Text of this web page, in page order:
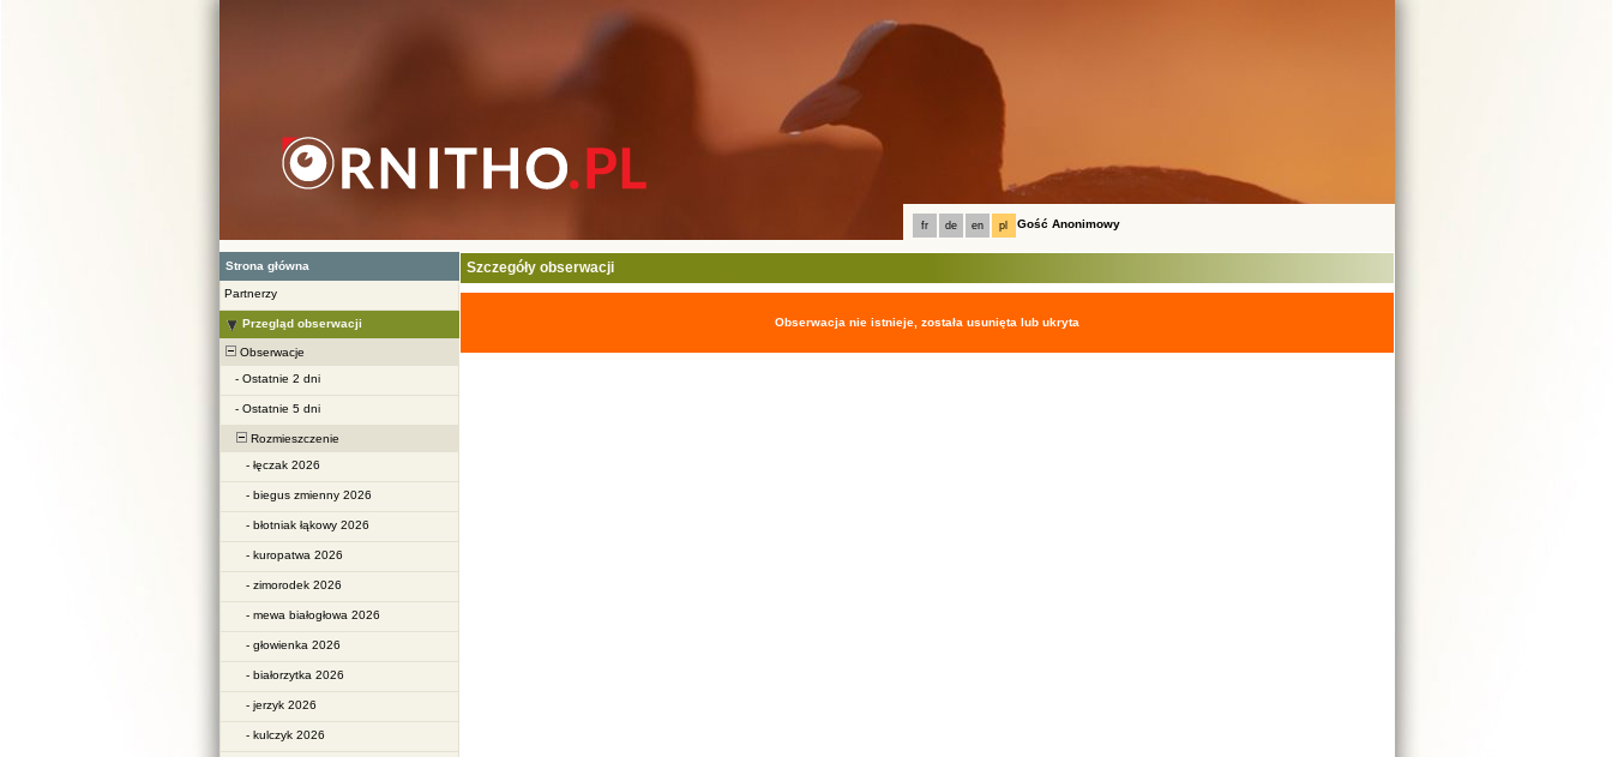
fr de en pl Gość Anonimowy
Strona główna
Partnerzy
Przegląd obserwacji
Obserwacje
- Ostatnie 2 dni
- Ostatnie 5 dni
Rozmieszczenie
- łęczak 2026
- biegus zmienny 2026
- błotniak łąkowy 2026
- kuropatwa 2026
- zimorodek 2026
- mewa białogłowa 2026
- głowienka 2026
- białorzytka 2026
- jerzyk 2026
- kulczyk 2026
Szczegóły obserwacji
Obserwacja nie istnieje, została usunięta lub ukryta